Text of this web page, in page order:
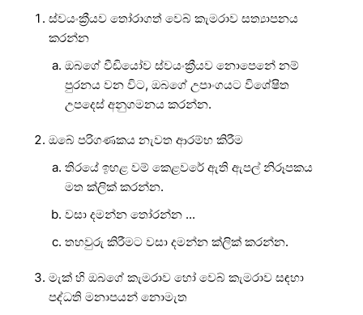
ස්වයංක්‍රීයව තෝරාගත් වෙබ් කැමරාව සත්‍යාපනය
කරන්න
ඔබගේ වීඩියෝව ස්වයංක්‍රීයව නොපෙනේ නම්
පුරනය වන විට, ඔබගේ උපාංගයට විශේෂිත
උපදෙස් අනුගමනය කරන්න.
ඔබේ පරිගණකය නැවත ආරම්භ කිරීම
තිරයේ ඉහළ වම් කෙළවරේ ඇති ඇපල් නිරූපකය
මත ක්ලික් කරන්න.
වසා දමන්න තෝරන්න ...
තහවුරු කිරීමට වසා දමන්න ක්ලික් කරන්න.
මැක් හි ඔබගේ කැමරාව හෝ වෙබ් කැමරාව සඳහා
පද්ධති මනාපයන් නොමැත